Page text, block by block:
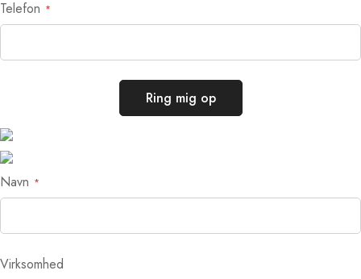
Telefon
Ring mig op
Navn
Virksomhed